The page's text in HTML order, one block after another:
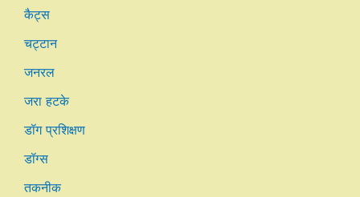
कैट्स
चट्टान
जनरल
जरा हटके
डॉग प्रशिक्षण
डॉग्स
तकनीक